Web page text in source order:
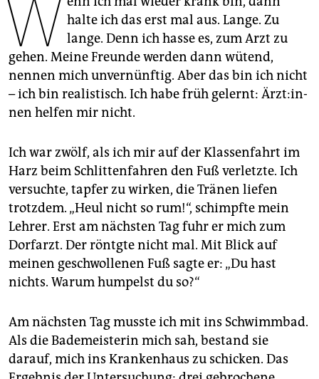
epaper login
W halte ich das erst mal aus. Lange. Zu
lange. Denn ich hasse es, zum Arzt zu
gehen. Meine Freunde werden dann wütend,
nennen mich unvernünftig. Aber das bin ich nicht
– ich bin realistisch. Ich habe früh gelernt: Ärz­t:in­
nen helfen mir nicht.
Ich war zwölf, als ich mir auf der Klassenfahrt im
Harz beim Schlittenfahren den Fuß verletzte. Ich
versuchte, tapfer zu wirken, die Tränen liefen
trotzdem. „Heul nicht so rum!“, schimpfte mein
Lehrer. Erst am nächsten Tag fuhr er mich zum
Dorfarzt. Der röntgte nicht mal. Mit Blick auf
meinen geschwollenen Fuß sagte er: „Du hast
nichts. Warum humpelst du so?“
Am nächsten Tag musste ich mit ins Schwimmbad.
Als die Bademeisterin mich sah, bestand sie
darauf, mich ins Krankenhaus zu schicken. Das